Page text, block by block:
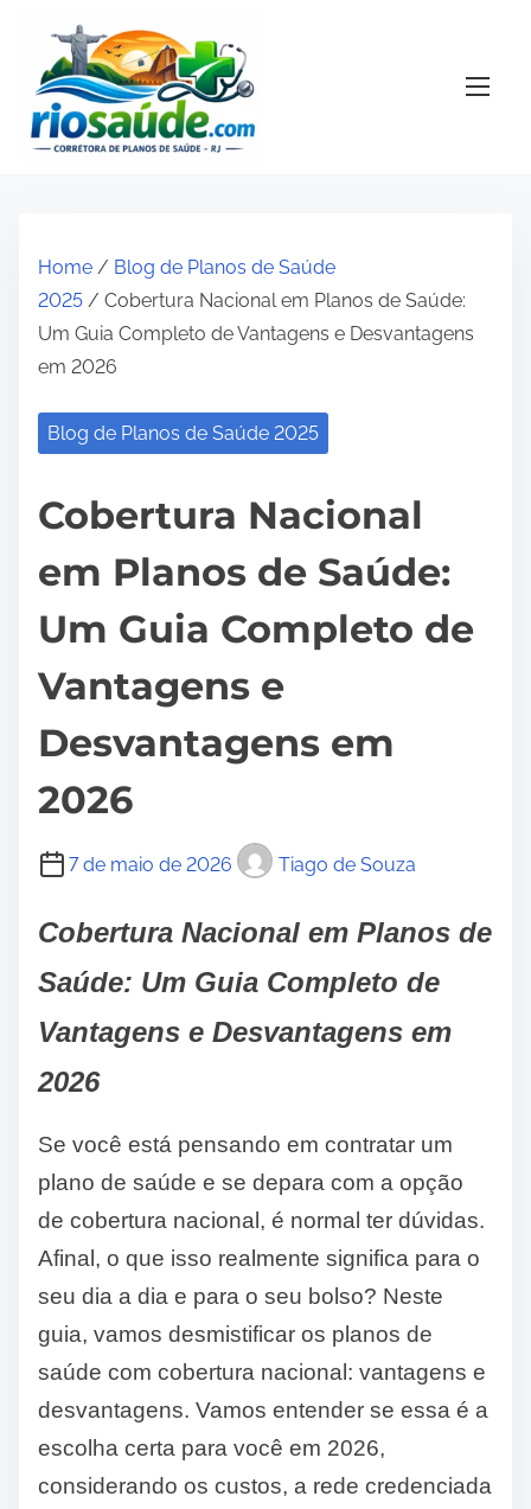
Home / Blog de Planos de Saúde
2025 / Cobertura Nacional em Planos de Saúde:
Um Guia Completo de Vantagens e Desvantagens
em 2026
Blog de Planos de Saúde 2025
Cobertura Nacional
em Planos de Saúde:
Um Guia Completo de
Vantagens e
Desvantagens em
2026
7 de maio de 2026 Tiago de Souza
Cobertura Nacional em Planos de
Saúde: Um Guia Completo de
Vantagens e Desvantagens em
2026
Se você está pensando em contratar um
plano de saúde e se depara com a opção
de cobertura nacional, é normal ter dúvidas.
Afinal, o que isso realmente significa para o
seu dia a dia e para o seu bolso? Neste
guia, vamos desmistificar os planos de
saúde com cobertura nacional: vantagens e
desvantagens. Vamos entender se essa é a
escolha certa para você em 2026,
considerando os custos, a rede credenciada